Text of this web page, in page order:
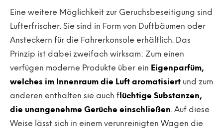
Eine weitere Möglichkeit zur Geruchsbeseitigung sind
Lufterfrischer. Sie sind in Form von Duftbäumen oder
Ansteckern für die Fahrerkonsole erhältlich. Das
Prinzip ist dabei zweifach wirksam: Zum einen
verfügen moderne Produkte über ein Eigenparfüm,
welches im Innenraum die Luft aromatisiert und zum
anderen enthalten sie auch f lüchtige Substanzen,
die unangenehme Gerüche einschließen. Auf diese
Weise lässt sich in einem verunreinigten Wagen die